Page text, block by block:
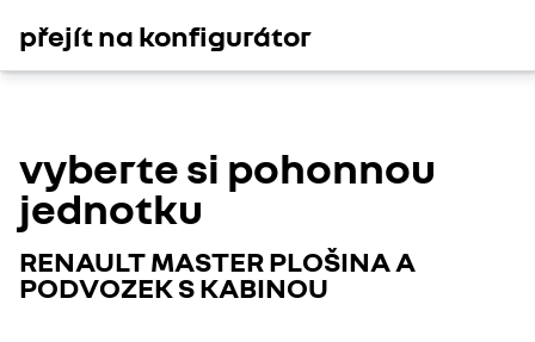
přejít na konfigurátor
vyberte si pohonnou
jednotku
RENAULT MASTER PLOŠINA A
PODVOZEK S KABINOU